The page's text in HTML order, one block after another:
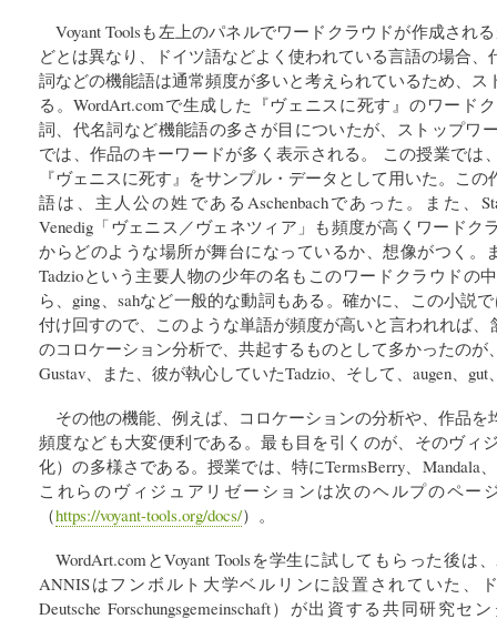
Voyant Toolsも左上のパネルでワードクラウドが作成され
どとは異なり、ドイツ語などよく使われている言語の場合
詞などの機能語は通常頻度が多いと考えられているため、ス
る。WordArt.comで生成した『ヴェニスに死す』のワード
詞、代名詞など機能語の多さが目についたが、ストップワ
では、作品のキーワードが多く表示される。 この授業では
『ヴェニスに死す』をサンプル・データとして用いた。こ
語は、主人公の姓であるAschenbachであった。また、
Venedig「ヴェニス／ヴェネツィア」も頻度が高くワードク
からどのような場所が舞台になっているか、想像がつく。
Tadzioという主要人物の少年の名もこのワードクラウドの
ら、ging、sahなど一般的な動詞もある。確かに、この小説で
付け回すので、このような単語が頻度が高いと言われれば、
のコロケーション分析で、共起するものとして多かったのが
Gustav、また、彼が執心していたTadzio、そして、augen、
その他の機能、例えば、コロケーションの分析や、作品
頻度なども大変便利である。最も目を引くのが、そのヴィ
化）の多様さである。授業では、特にTermsBerry、Mandala
これらのヴィジュアリゼーションは次のヘルプのペー
（https://voyant-tools.org/docs/）。
WordArt.comとVoyant Toolsを学生に試してもらった後は
ANNISはフンボルト大学ベルリンに設置されていた、
Deutsche Forschungsgemeinschaft）が出資する共同研究セン